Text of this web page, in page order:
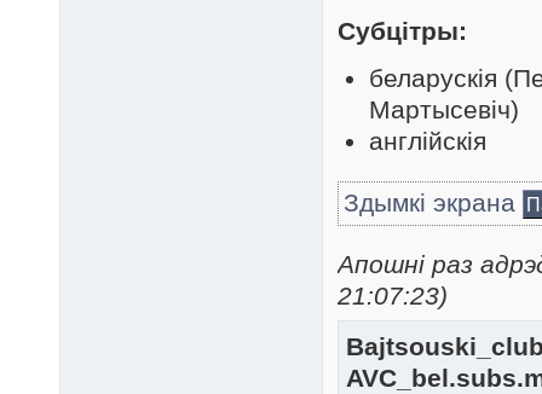
Субцітры:
беларускія
Мартысевіч)
англійскія
Здымкі экрана
Апошні раз
21:07:23)